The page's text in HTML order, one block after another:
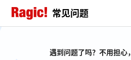
常见问题
遇到问题了吗？不用担心